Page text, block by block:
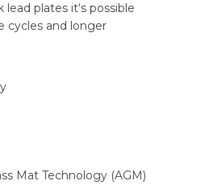
plates it‘s possible
cycles and longer
Mat Technology (AGM)